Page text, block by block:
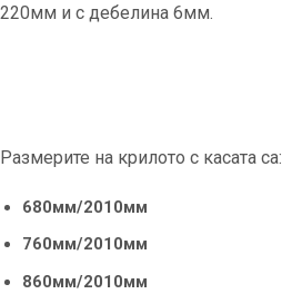
220мм и с дебелина 6мм.
Размерите на крилото с касата са:
680мм/2010мм
760мм/2010мм
860мм/2010мм